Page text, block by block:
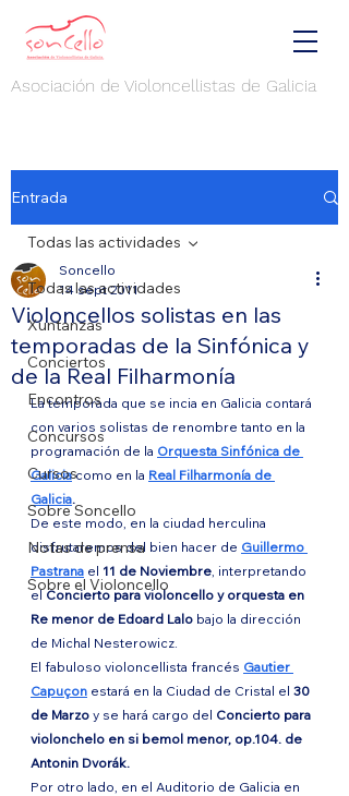
Asociación de Violoncellistas de Galicia
Entrada
Todas las actividades
Xuntanzas
Conciertos
Encontros
Concursos
Cursos
Sobre Soncello
Notas de prensa
Sobre el Violoncello
Todas las actividades
Violoncellos solistas en las
temporadas de la Sinfónica y
de la Real Filharmonía
Soncello
14 sept 2011
La temporada que se incia en Galicia contará
con varios solistas de renombre tanto en la
programación de la Orquesta Sinfónica de
Galicia como en la Real Filharmonía de
Galicia.
De este modo, en la ciudad herculina
disfrutaremos del bien hacer de Guillermo
Pastrana el 11 de Noviembre, interpretando
el Concierto para violoncello y orquesta en
Re menor de Edoard Lalo bajo la dirección
de Michal Nesterowicz.
El fabuloso violoncellista francés Gautier
Capuçon estará en la Ciudad de Cristal el 30
de Marzo y se hará cargo del Concierto para
violonchelo en si bemol menor, op.104. de
Antonin Dvorák.
Por otro lado, en el Auditorio de Galicia en